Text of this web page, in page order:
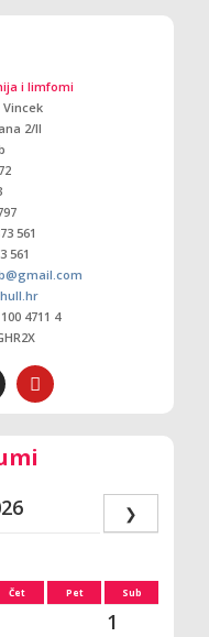
i limfomi
2/ll
561
561
4711 4
❯
Čet Pet Sub
1